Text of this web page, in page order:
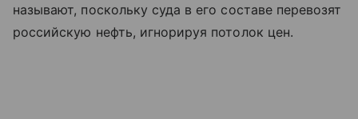
называют, поскольку суда в его составе перевозят
российскую нефть, игнорируя потолок цен.